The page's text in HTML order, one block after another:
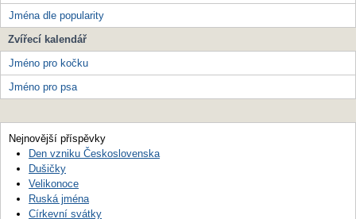
Jména dle popularity
Zvířecí kalendář
Jméno pro kočku
Jméno pro psa
Nejnovější příspěvky
Den vzniku Československa
Dušičky
Velikonoce
Ruská jména
Církevní svátky